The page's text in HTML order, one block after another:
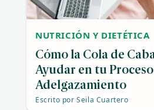
NUTRICIÓN Y DIETÉTICA
Cómo la Cola de
Ayudar en tu
Adelgazamiento
Escrito por Seila Cuartero